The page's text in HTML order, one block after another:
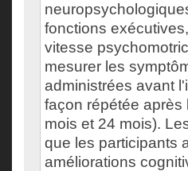
fonctions
vitesse
mesurer les
administrées avant
façon répétée après
mois et 24 mois).
que les participants
améliorations